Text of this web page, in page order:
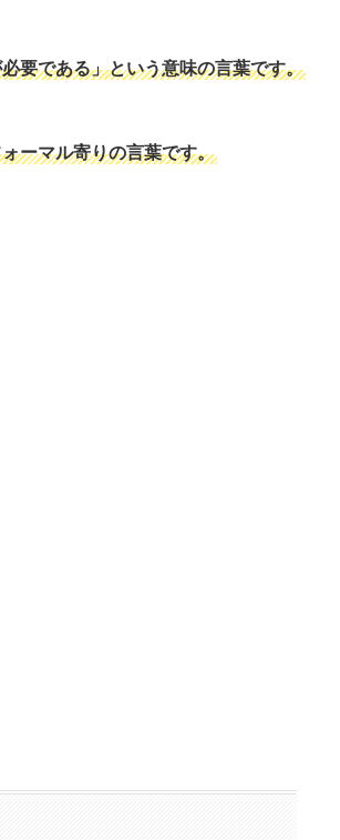
要である」という意味の言葉です。
ーマル寄りの言葉です。